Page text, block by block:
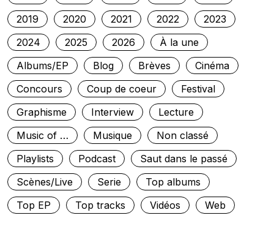
2019
2020 2021 2022
2023
2024
2025 2026
À la une
Albums/EP
Blog Brèves
Cinéma
Concours
Coup de coeur
Festival
Graphisme
Interview
Lecture
Music of …
Musique
Non classé
Playlists
Podcast
Saut dans le passé
Scènes/Live
Serie
Top albums
Top EP
Top tracks Vidéos Web